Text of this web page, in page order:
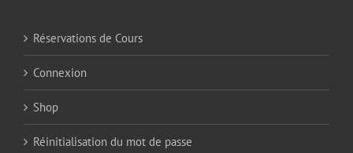
Réservations de Cours
Connexion
Shop
Réinitialisation du mot de passe